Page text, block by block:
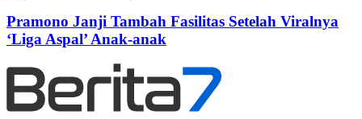
Pramono Janji Tambah Fasilitas Setelah Viralnya
‘Liga Aspal’ Anak-anak